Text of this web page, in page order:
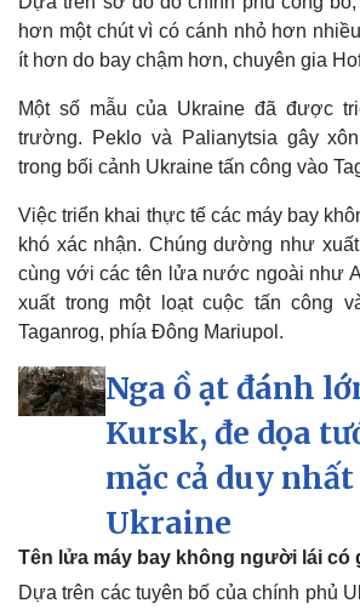
Pháp luật
Vụ án
Tư vấn luật
Quân
Vũ khí
Phân
hơn một chút vì có cánh nhỏ hơn
ít hơn do bay chậm hơn, chuyên gia
Một số mẫu của Ukraine đã được
trường. Peklo và Palianytsia gây
trong bối cảnh Ukraine tấn công vào
Việc triển khai thực tế các máy bay
khó xác nhận. Chúng dường như
cùng với các tên lửa nước ngoài như
xuất trong một loạt cuộc tấn công
Taganrog, phía Đông Mariupol.
Nga ồ ạt đánh
Kursk, đe dọa
mặc cả duy nhất
Ukraine
Tên lửa máy bay không người lái có
Dựa trên các tuyên bố của chính phủ